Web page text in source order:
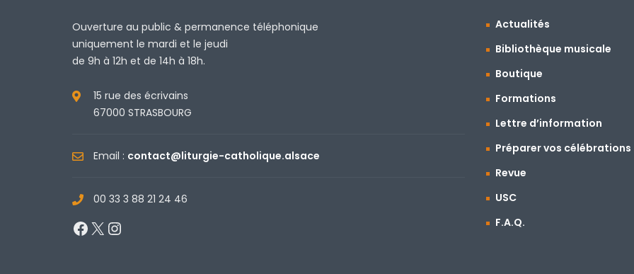
Ouverture au public & permanence téléphonique
uniquement le mardi et le jeudi
de 9h à 12h et de 14h à 18h.
15 rue des écrivains
67000 STRASBOURG
Email : contact@liturgie-catholique.alsace
00 33 3 88 21 24 46
Facebook
X
Actualités
Bibliothèque musicale
Boutique
Formations
Lettre d’information
Préparer vos célébrations
Revue
USC
F.A.Q.